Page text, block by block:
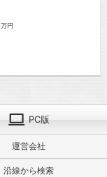
万円
PC版
運営会社
沿線から検索